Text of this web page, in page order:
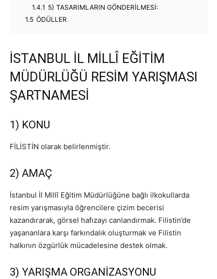
1.4.1 5) TASARIMLARIN GÖNDERİLMESİ:
1.5 ÖDÜLLER
İSTANBUL İL MİLLÎ EĞİTİM
MÜDÜRLÜĞÜ RESİM YARIŞMASI
ŞARTNAMESİ
1) KONU
FİLİSTİN olarak belirlenmiştir.
2) AMAÇ
İstanbul İl Millî Eğitim Müdürlüğüne bağlı ilkokullarda
resim yarışmasıyla öğrencilere çizim becerisi
kazandırarak, görsel hafızayı canlandırmak. Filistin’de
yaşananlara karşı farkındalık oluşturmak ve Filistin
halkının özgürlük mücadelesine destek olmak.
3) YARIŞMA ORGANİZASYONU